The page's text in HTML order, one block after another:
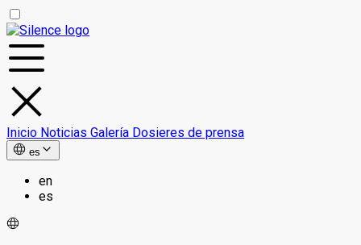
Inicio Noticias Galería Dosieres de prensa
es
en
es